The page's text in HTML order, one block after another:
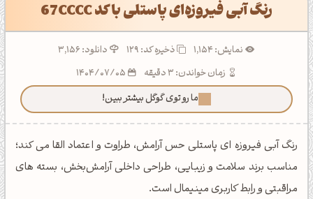
رنگ آبی فیروزه‌ای پاستلی با کد 67CCCC
نمایش: 1,154 ذخیره کد:129
دانلود: 3,156
زمان خواندن: 3 دقیقه
ما رو توی گوگل بیشتر ببین!
رنگ آبی فیروزه ای پاستلی حس آرامش، طراوت و اعتماد القا می کند؛
مناسب برند سلامت و زیبایی، طراحی داخلی آرامش‌بخش، بسته های
مراقبتی و رابط کاربری مینیمال است.